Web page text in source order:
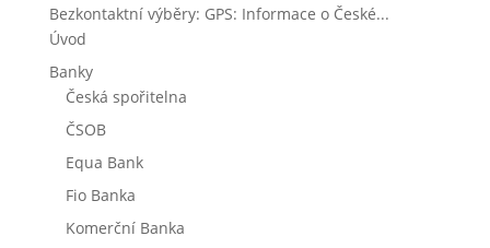
Bezkontaktní výběry: GPS: Informace o České...
Úvod
Banky
Česká spořitelna
ČSOB
Equa Bank
Fio Banka
Komerční Banka